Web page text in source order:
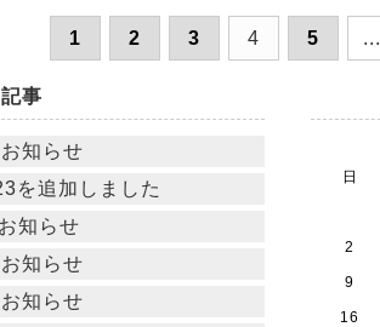
1 2 3 4 5 ...
事
知らせ
を追加しました
知らせ
知らせ
知らせ
日
2
9
16